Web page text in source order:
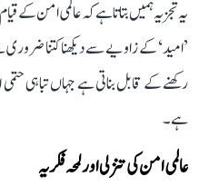
یہ تجزیہ ہمیں بتاتا ہے کہ عالمی امن کے
’امید‘ کے زاویے سے دیکھنا کتنا
رکھنے کے قابل بناتی ہے جہاں تباہی حتمی
ہے۔
عالمی امن کی تنزلی اور لمحہ فکریہ